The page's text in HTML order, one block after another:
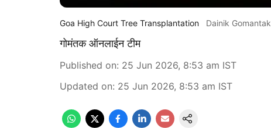
Goa High Court Tree Transplantation Dainik Gomantak
गोमंतक ऑनलाईन टीम
Published on: 25 Jun 2026, 8:53 am IST
Updated on: 25 Jun 2026, 8:53 am IST